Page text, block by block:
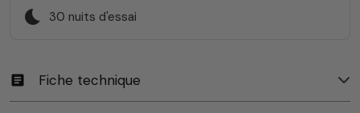
bedtime 30 nuits d'essai
article Fiche technique